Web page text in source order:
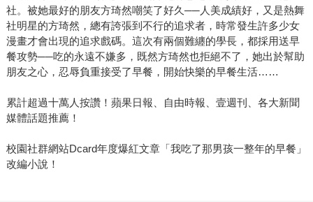
社。被她最好的朋友方琦然嘲笑了好久──人美成績好，又是熱舞
社明星的方琦然，總有誇張到不行的追求者，時常發生許多少女
漫畫才會出現的追求戲碼。這次有兩個難纏的學長，都採用送早
餐攻勢──吃的永遠不嫌多，既然方琦然也拒絕不了，她出於幫助
朋友之心，忍辱負重接受了早餐，開始快樂的早餐生活……
累計超過十萬人按讚！蘋果日報、自由時報、壹週刊、各大新聞
媒體話題推薦！
校園社群網站Dcard年度爆紅文章「我吃了那男孩一整年的早餐」
改編小說！